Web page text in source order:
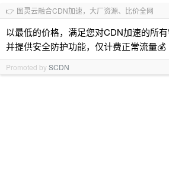
👉 图灵云融合CDN加速，大厂资源、比价全网
以最低的价格，满足您对CDN加速的所有
并提供安全防护功能，仅计费正常流量💰
Promoted bySCDN